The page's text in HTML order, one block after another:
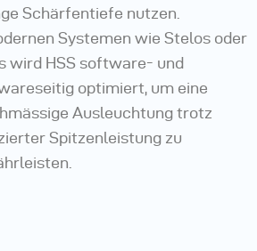
Schärfentiefe nutzen.
Systemen wie Stelos oder
wird HSS software- und
optimiert, um eine
Ausleuchtung trotz
Spitzenleistung zu